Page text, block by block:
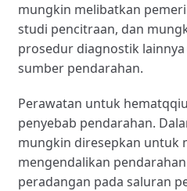
mungkin melibatkan
studi pencitraan, dan
prosedur diagnostik
sumber pendarahan.
Perawatan untuk
penyebab pendarahan.
mungkin diresepkan untuk
mengendalikan
peradangan pada saluran